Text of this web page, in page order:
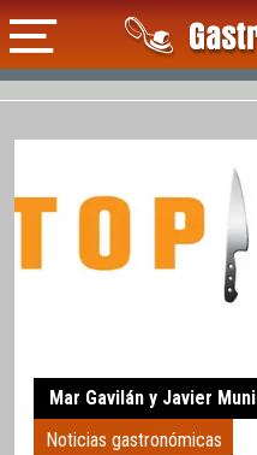
Mar Gavilán y Javier
Noticias gastronómicas